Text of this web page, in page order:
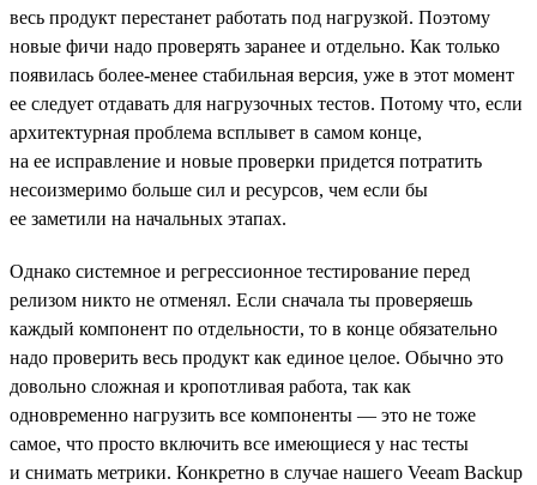
весь продукт перестанет работать под нагрузкой. Поэтому
новые фичи надо проверять заранее и отдельно. Как только
появилась более-менее стабильная версия, уже в этот момент
ее следует отдавать для нагрузочных тестов. Потому что, если
архитектурная проблема всплывет в самом конце,
на ее исправление и новые проверки придется потратить
несоизмеримо больше сил и ресурсов, чем если бы
ее заметили на начальных этапах.
Однако системное и регрессионное тестирование перед
релизом никто не отменял. Если сначала ты проверяешь
каждый компонент по отдельности, то в конце обязательно
надо проверить весь продукт как единое целое. Обычно это
довольно сложная и кропотливая работа, так как
одновременно нагрузить все компоненты — это не тоже
самое, что просто включить все имеющиеся у нас тесты
и снимать метрики. Конкретно в случае нашего Veeam Backup